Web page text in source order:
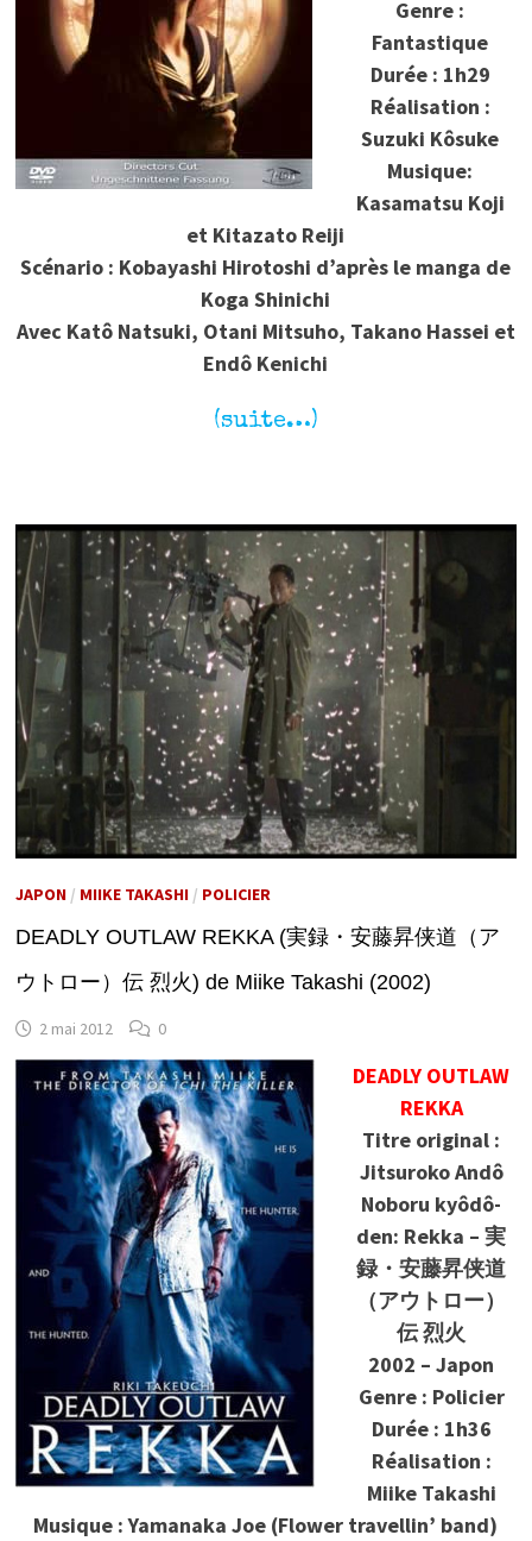
Genre :
Fantastique
Durée : 1h29
Réalisation :
Suzuki Kôsuke
Musique:
Kasamatsu Koji
et Kitazato Reiji
Scénario : Kobayashi Hirotoshi d’après le manga de
Koga Shinichi
Avec Katô Natsuki, Otani Mitsuho, Takano Hassei et
Endô Kenichi
(suite…)
JAPON/ MIIKE TAKASHI/ POLICIER
DEADLY OUTLAW REKKA (実録・安藤昇侠道（ア
ウトロー）伝 烈火) de Miike Takashi (2002)
2 mai 2012 0
DEADLY OUTLAW
REKKA
Titre original :
Jitsuroko Andô
Noboru kyôdô-
den: Rekka – 実
録・安藤昇侠道
（アウトロー）
伝 烈火
2002 – Japon
Genre : Policier
Durée : 1h36
Réalisation :
Miike Takashi
Musique : Yamanaka Joe (Flower travellin’ band)